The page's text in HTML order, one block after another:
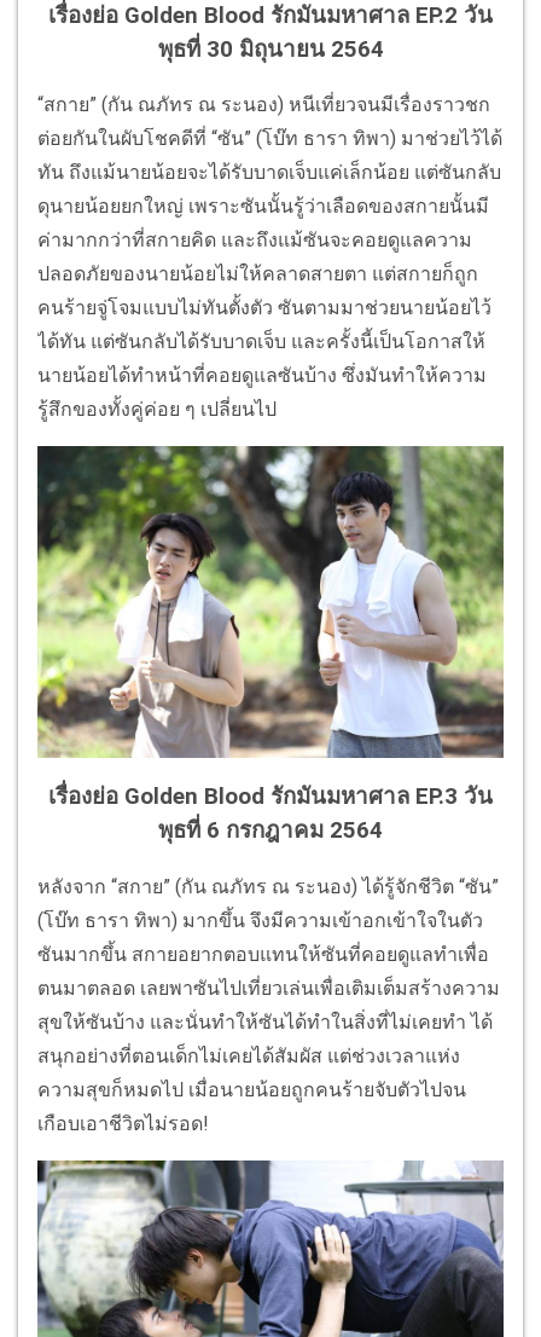
เรื่องย่อ Golden Blood รักมันมหาศาล EP.2 วัน
พุธที่ 30 มิถุนายน 2564
“สกาย” (กัน ณภัทร ณ ระนอง) หนีเที่ยวจนมีเรื่องราวชก
ต่อยกันในผับโชคดีที่ “ซัน” (โบ๊ท ธารา ทิพา) มาช่วยไว้ได้
ทัน ถึงแม้นายน้อยจะได้รับบาดเจ็บแค่เล็กน้อย แต่ซันกลับ
ดุนายน้อยยกใหญ่ เพราะซันนั้นรู้ว่าเลือดของสกายนั้นมี
ค่ามากกว่าที่สกายคิด และถึงแม้ซันจะคอยดูแลความ
ปลอดภัยของนายน้อยไม่ให้คลาดสายตา แต่สกายก็ถูก
คนร้ายจู่โจมแบบไม่ทันตั้งตัว ซันตามมาช่วยนายน้อยไว้
ได้ทัน แต่ซันกลับได้รับบาดเจ็บ และครั้งนี้เป็นโอกาสให้
นายน้อยได้ทำหน้าที่คอยดูแลซันบ้าง ซึ่งมันทำให้ความ
รู้สึกของทั้งคู่ค่อย ๆ เปลี่ยนไป
เรื่องย่อ Golden Blood รักมันมหาศาล EP.3 วัน
พุธที่ 6 กรกฎาคม 2564
หลังจาก “สกาย” (กัน ณภัทร ณ ระนอง) ได้รู้จักชีวิต “ซัน”
(โบ๊ท ธารา ทิพา) มากขึ้น จึงมีความเข้าอกเข้าใจในตัว
ซันมากขึ้น สกายอยากตอบแทนให้ซันที่คอยดูแลทำเพื่อ
ตนมาตลอด เลยพาซันไปเที่ยวเล่นเพื่อเติมเต็มสร้างความ
สุขให้ซันบ้าง และนั่นทำให้ซันได้ทำในสิ่งที่ไม่เคยทำ ได้
สนุกอย่างที่ตอนเด็กไม่เคยได้สัมผัส แต่ช่วงเวลาแห่ง
ความสุขก็หมดไป เมื่อนายน้อยถูกคนร้ายจับตัวไปจน
เกือบเอาชีวิตไม่รอด!